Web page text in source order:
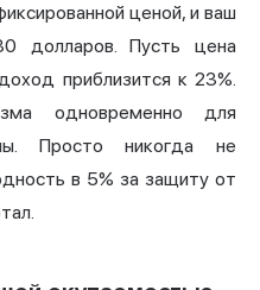
ценой, и ваш
долларов. Пусть цена
приблизится к 23%.
одновременно для
Просто никогда не
в 5% за защиту от